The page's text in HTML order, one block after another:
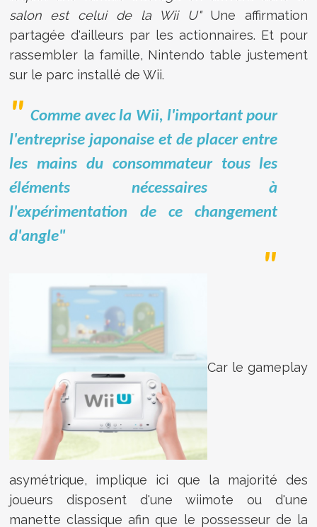
salon est celui de la Wii U"Une affirmation
partagée d'ailleurs par les actionnaires. Et pour
rassembler la famille, Nintendo table justement
sur le parc installé de Wii.
Comme avec la Wii, l'important pour
l'entreprise japonaise et de placer entre
les mains du consommateur tous les
éléments nécessaires à
l'expérimentation de ce changement
d'angle"
Car le gameplay
asymétrique, implique ici que la majorité des
joueurs disposent d'une wiimote ou d'une
manette classique afin que le possesseur de la